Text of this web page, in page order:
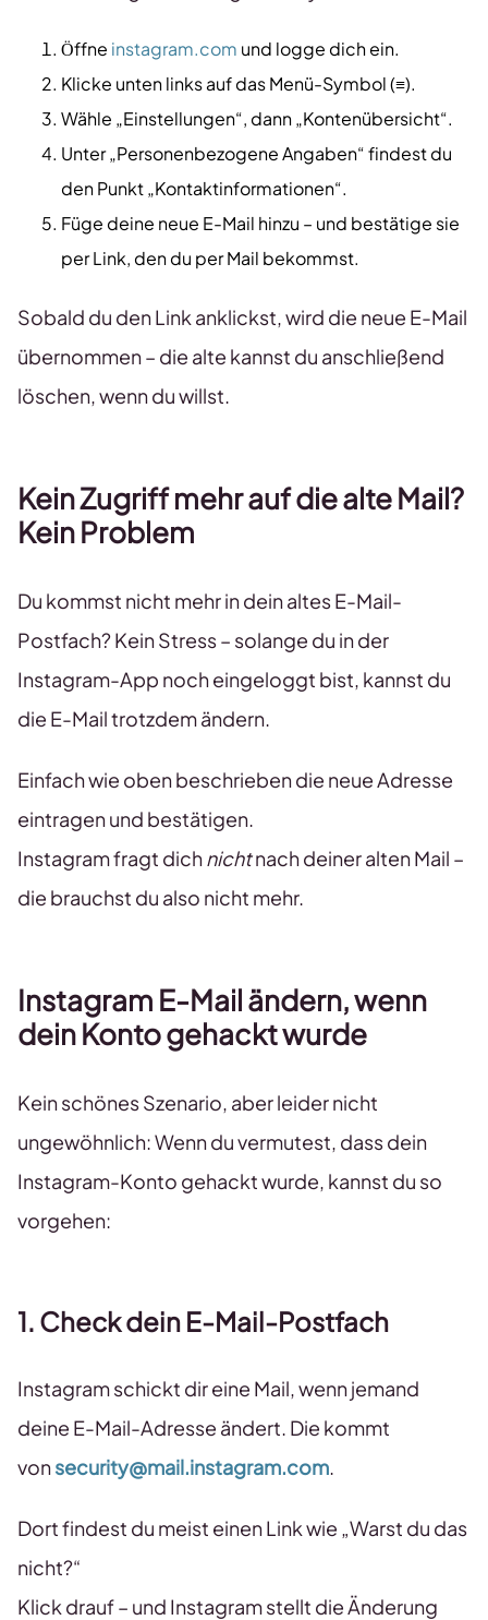
Öffne instagram.com und logge dich ein.
Klicke unten links auf das Menü-Symbol (≡).
Wähle „Einstellungen“, dann „Kontenübersicht“.
Unter „Personenbezogene Angaben“ findest du
den Punkt „Kontaktinformationen“.
Füge deine neue E-Mail hinzu – und bestätige sie
per Link, den du per Mail bekommst.
Sobald du den Link anklickst, wird die neue E-Mail
übernommen – die alte kannst du anschließend
löschen, wenn du willst.
Kein Zugriff mehr auf die alte Mail?
Kein Problem
Du kommst nicht mehr in dein altes E-Mail-
Postfach? Kein Stress – solange du in der
Instagram-App noch eingeloggt bist, kannst du
die E-Mail trotzdem ändern.
Einfach wie oben beschrieben die neue Adresse
eintragen und bestätigen.
Instagram fragt dichnichtnach deiner alten Mail –
die brauchst du also nicht mehr.
Instagram E-Mail ändern, wenn
dein Konto gehackt wurde
Kein schönes Szenario, aber leider nicht
ungewöhnlich: Wenn du vermutest, dass dein
Instagram-Konto gehackt wurde, kannst du so
vorgehen:
1. Check dein E-Mail-Postfach
Instagram schickt dir eine Mail, wenn jemand
deine E-Mail-Adresse ändert. Die kommt
vonsecurity@mail.instagram.com.
Dort findest du meist einen Link wie „Warst du das
nicht?“
Klick drauf – und Instagram stellt die Änderung